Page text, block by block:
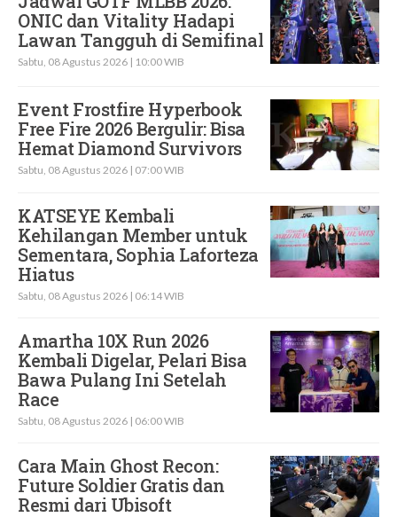
ONIC dan Vitality Hadapi
Lawan Tangguh di Semifinal
Sabtu, 08 Agustus 2026 | 10:00 WIB
Event Frostfire Hyperbook
Free Fire 2026 Bergulir: Bisa
Hemat Diamond Survivors
Sabtu, 08 Agustus 2026 | 07:00 WIB
KATSEYE Kembali
Kehilangan Member untuk
Sementara, Sophia Laforteza
Hiatus
Sabtu, 08 Agustus 2026 | 06:14 WIB
Amartha 10X Run 2026
Kembali Digelar, Pelari Bisa
Bawa Pulang Ini Setelah
Race
Sabtu, 08 Agustus 2026 | 06:00 WIB
Cara Main Ghost Recon:
Future Soldier Gratis dan
Resmi dari Ubisoft